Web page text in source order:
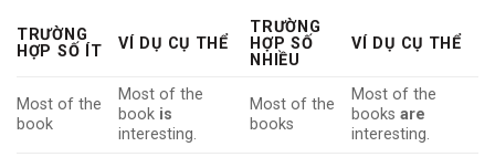
TRƯỜNG
HỢP SỐ ÍT
VÍ DỤ CỤ THỂ
TRƯỜNG
HỢP SỐ
NHIỀU
VÍ DỤ CỤ THỂ
Most of the
book
Most of the
book is
interesting.
Most of the
books
Most of the
booksare
interesting.